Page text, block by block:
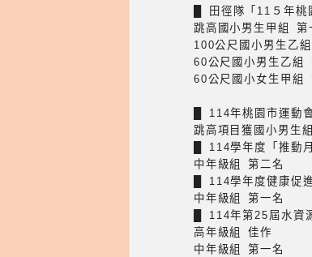
█ 田徑隊「11５年桃
跳高國小男生甲組 第
100公尺國小男生乙
60公尺國小男生乙組
60公尺國小女生甲組
█ 114年桃園市運動
跳高項目獲國小男生
█ 114學年度「推動
中年級組 第二名
█ 114學年度健康促
中年級組 第一名
█ 114年第25屆水資
高年級組 佳作
中年級組 第一名